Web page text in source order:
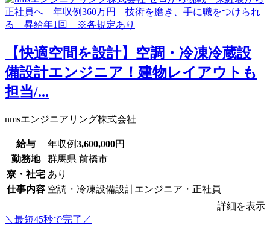
【快適空間を設計】空調・冷凍冷蔵設
備設計エンジニア！建物レイアウトも
担当/...
nmsエンジニアリング株式会社
給与 年収例3,600,000円
勤務地
群馬県 前橋市
寮・社宅 あり
仕事内容 空調・冷凍設備設計エンジニア・正社員
詳細を表示
＼最短45秒で完了／